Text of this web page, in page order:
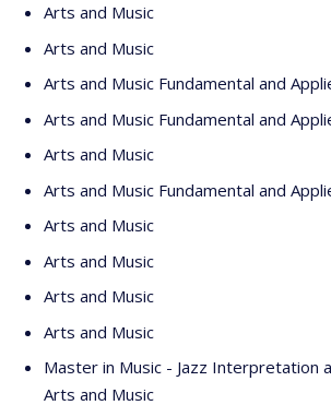
Arts and Music
Arts and Music
Arts and Music Fundamental and
Arts and Music Fundamental and
Arts and Music
Arts and Music Fundamental and
Arts and Music
Arts and Music
Arts and Music
Arts and Music
Master in Music - Jazz Interpretation
Arts and Music